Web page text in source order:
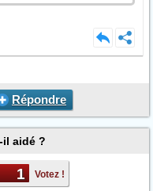
Répondre
il aidé ?
1 Votez !